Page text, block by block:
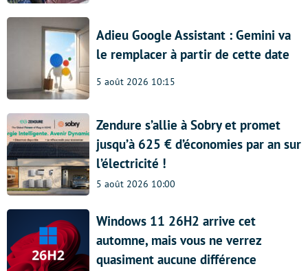
Adieu Google Assistant : Gemini va
le remplacer à partir de cette date
5 août 2026 10:15
Zendure s’allie à Sobry et promet
jusqu’à 625 € d’économies par an sur
l’électricité !
5 août 2026 10:00
Windows 11 26H2 arrive cet
automne, mais vous ne verrez
quasiment aucune différence